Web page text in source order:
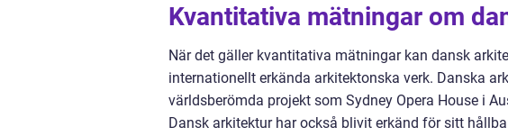
Kvantitativa mätningar om
När det gäller kvantitativa mätningar kan dansk
internationellt erkända arkitektonska verk. Danska
världsberömda projekt som Sydney Opera House i
Dansk arkitektur har också blivit erkänd för sitt